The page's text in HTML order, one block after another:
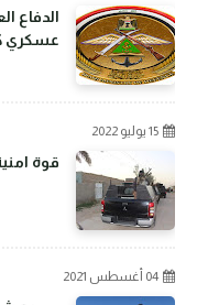
الدفاع
عسكري
15 يوليو 2022
قوة
04 أغسطس 2021